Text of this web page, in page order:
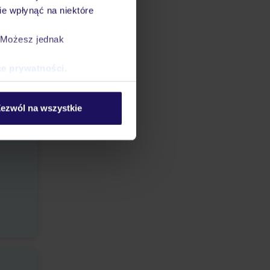
wpłynąć na niektóre
jednak
prywatności
na wszystkie